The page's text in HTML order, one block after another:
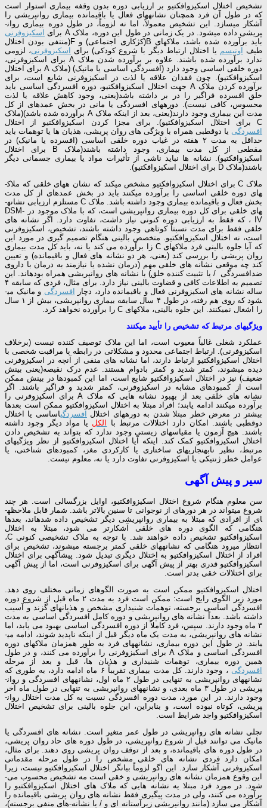
تشخیص اختلال اسکیزوافکتیو بر ارزیابی دوره بدون وقفه بیماری استوار است
که در طول آن فرد همچنان نشانه­های فعال یا باقیمانده بیماری روان­پریشی را
آشکار می­سازد. این تشخیص معمولاً، اما نه لزوماً، در طول دوره بیماری روان­
پریشی داده می­شود. در یک زمانی در طول این دوره، ملاک A برای
اسکیزوفرنی
باید برآورده شده باشد، ملاک­های B(کژکاری اجتماعی) و F(منتفی بودن اختلال
طیف اوتیسم یا اختلال ارتباط دیگر با شروع کودکی) برای اسکیزوفرنی، لزومی
ندارد برآورده شده باشند. علاوه بر برآورده شدن ملاک A برای اسکیزوفرنی،
دوره خلقی اساسی وجود دارد (افسردگی اساسی یا مانیک) (ملاک A برای اختلال
اسکیزوافکتیو). چون فقدان علاقه یا لذت در اسکیزوفرنی شایع است، برای
برآورده کردن ملاک A جهت اختلال اسکیزوافکتیو، دوره افسردگی اساسی باید
خلق افسرده فراگیر را در بر داشته باشد(یعنی، وجود کاهش علاقه یا لذت
محسوس، کافی نیست). دوره­های افسردگی یا مانی در بخش عمده­ای از کل
مدت این بیماری وجود دارند(یعنی، بعد از اینکه ملاک A برآورده شده باشد)(ملاک
C برای اختلال اسکیزوافکتیو). برای مجزا کردن اسکیزوافکتیو از اختلال
افسردگی یا دوقطبی همراه با ویژگی­ های روان­ پریشی، هذیان­ ها یا توهمات باید
حداقل به مدت ۲ هفته در غیاب دوره خلقی اساسی (افسرده یا مانیک) در
مقطعی از کل مدت بیماری، وجود داشته باشند(ملاک B برای اختلال
اسکیزوافکتیو). نشانه­ ها نباید ناشی از تأثیرات مواد یا بیماری جسمانی دیگر
باشند(ملاک D برای اختلال اسکیزوافکتیو).
ملاک C برای اختلال اسکیزوافکتیو مشخص می­کند که نشان ه­های خلقی که ملاک­
های دوره خلقی اساسی را برآورده می­کنند باید در بخش عمده­ای از کل مدت
بخش فعال و باقیمانده بیماری وجود داشته باشد. ملاک C مستلزم ارزیابی نشانه­
های خلقی برای کل دوره بیماری روان­پریشی است، که با ملاک موجود در DSM-
IV ، که فقط به ارزیابی دوره کنونی نیاز داشت، تفاوت دارد. اگر نشانه­ های
خلقی فقط برای مدت نسبتاً کوتاهی وجود داشته باشند، تشخیص، اسکیزوفرنی
است، نه اختلال اسکیزوافکتیو. متخصص بالینی هنگام تصمیم­ گیری در مورد این
که آیا جلوه بالینی فرد ملاک­های C زا برآورده می­ کند یا نه، باید کل مدت بیماری
روان­ پریشی را بررسی کند (یعنی، هر دو نشانه­ های فعال و باقیمانده) و تعیین
کند چه موقعی نشانه­ های خلقی مهم (درمان­ نشده یا نیازمند به درمان با داروی
ضدافسردگی / یا تثبیت­ کننده خلق) با نشانه­ های روان­پریشی همراه بوده­اند. این
تصمیم به اطلاعات کافی و قضاوت بالینی نیاز دارد. برای مثال، فردی که سابقه ۴
ساله نشانه­ های اسکیزوفرنی فعال و باقیمانده دارد، دچار افسردگیو مانیک می­
شود که روی هم رفته، در طول ۴ سال سابقه بیماری روان­پریشی، بیش از ۱ سال
را اشغال نمی­کنند. این جلوه بالینی، ملاک­های C را برآورده نخواهد کرد.
ویژگی­های مرتبط که تشخیص را تأیید می­کنند
عملکرد شغلی غالباً معیوب است، اما این ملاک توصیف­ کننده نیست (برخلاف
اسکیزوفرنی). ارتباط اجتماعی محدود و مشکلاتی در رابطه با مراقبت شخصی با
اختلال اسکیزوافکتیو ارتباط دارند، اما نشانه ­های منفی از آنچه در اسکیزوفرنی
دیده می­شوند، کمتر شدید و کمتر بادوام هستند. عدم درک نقیصه(یعنی بینش
ضعیف) نیز در اختلال اسکیزوافکتیو شایع است، اما این کمبودها در بینش ممکن
است از کمبودهای مشابه در اسکیزوفرنی، کمتر شدید و فراگیر باشند. اگر
نشانه­ های خلقی بعد از بهبود نشانه ­هایی که ملاک A برای اسکیزوفرنی را
برآورده می­کنند ادامه یابند؛ افراد مبتلا به اختلال اسکیزوافکتیو ممکن است بعدها
بیشتر در معرض خطر مبتلا شدن به دوره­های اختلال
افسردگیاساسی یا اختلال
دوقطبی باشند. امکان دارد اختلالات مرتبط با
الکل یا مواد دیگر وجود داشته
باشند. هیچ آزمون یا مقیاس­های زیستی وجود ندارد که بتواند به تشخیص دادن
اختلال اسکیزوافکتیو کمک کند. اینکه آیا اختلال اسکیزوافکتیو از نظر ویژگی­های
مرتبط، نظیر نابهنجاری­های ساختاری یا کارکردی مغز، کمبودهای شناختی، یا
عوامل خطر ژنتیکی یا اسکیزوفرنی تفاوت دارد یا نه، معلوم نیست.
سیر و پیش آگهی
سن معلوم هنگام شروع اختلال اسکیزوافکتیو، اوایل بزرگسالی است. هر چند
شروع می­تواند در هر دوره­ای از نوجوانی تا سنین بالاتر باشد. شمار قابل ملاحظه­
ای از افرادی که مبتلا به بیماری روان­پریشی دیگر تشخیص داده شده­اند، بعدها
هنگامی که الگوی دوره­ های خلقی آشکارتر می ­شود، مبتلا به اختلال
اسکیزوافکتیو تشخیص داده خواهند شد. با توجه به ملاک تشخیصی کنونی C،
انتظار می­رود هنگامی که نشانه­های خلقی کمتر برجسته می­شوند، تشخیص برای
افراد از اختلال اسکیزوافکتیو به اختلال دیگری تبدیل شود. پیش­آگهی برای اختلال
اسکیزوافکتیو قدری بهتر از پیش ­آگهی برای اسکیزوفرنی است، اما از پیش ­آگهی
برای اختلالات خقی بدتر است.
اختلال اسکیزوافکتیو ممکن است به صورت الگوهای زمانی مختلف روی دهد.
مورد زیر الگوی رایج است: ممکن است فرد به مدت ۲ ماه قبل از شروع دوره
افسردگی اساسی برجسته، توهمات شنیداری مشخص و هذیان­های گزند و آسیب
داشته باشد. بعداً نشانه­ های روان­پریشی و دوره کامل افسردگی اساسی به مدت
۳ ماه وجود دارند. سپس، فرد کاملاً از دوره افسردگی اساسی بهبود می ­یابد، اما
نشانه ­های روان­پریشی، به مدت یک ماه دیگر قبل از اینکه ناپدید شوند، ادامه می­
یابند. در طول این دوره بیماری، نشانه­های فرد به طور همزمان ملاک­های دوره
افسردگی اساسی و ملاک A برای اسکیزوفرنی را برآورده می­ کنند، و در طول
همین دوره بیماری، توهمات شنیداری و هذیان­ ها، قبل و بعد از مرحله
افسردگی
، وجود دارند. کل مدت بیماری تقریباً ۶ ماه ادامه دارد، به طوری که
نشانه­های روان­پریشی به تنهایی در طول ۲ ماه اول، نشانه­های افسردگی و روان­
پریشی در طول ۳ ماه بعدی، و نشانه­های روان­پریشی به تنهایی در طول ماه آخر
وجود دارند. در این مورد، مدت دوره افسردگی نسبت به کل مدت اختلال روان­
پریشی، کوتاه نبوده است، و بنابراین، این جلوه بالینی برای تشخیص اختلال
اسکیزوافکتیو واجد شرایط است.
تجلی نشانه­ های روان­پریشی در طول عمر متغیر است. نشانه ­های افسردگی یا
مانیک می­ توانند قبل از شروع روان­پریشی، در طول دوره­ های حاد روان­ پریشی،
در طول دوره­ های باقیمانده، و بعد از توقف روان­ پریشی روی دهند. برای مثال،
امکان دارد فردی نشانه­ های خلقی مشخص را در طول مرحله مقدماتی
اسکیزوفرنی آشکار سازد. این اگو لزوماً بیانگر اختلال اسکیزوافکتیو نیست، زیرا
این وقوع همزمان نشانه ­های روان­پریشی و خقی است مه تشخیص محسوب می­
شود. در مورد فرد مبتلا یه نشانه­ هایی که ملاک ­های اختلال اسکیزوافکتیو را
برآورده می­ کنند، ولی در مدت پیگیری فقط نشانه ­های روان­ پریشی باقیمانده را
آشکار می­ سازد (مانند روان­پریشی زیر­آستانه ­ای و / یا نشانه-های منفی برجسته)،